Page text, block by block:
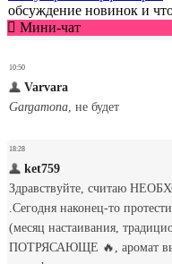
обсуждение новинок и
Мини-чат